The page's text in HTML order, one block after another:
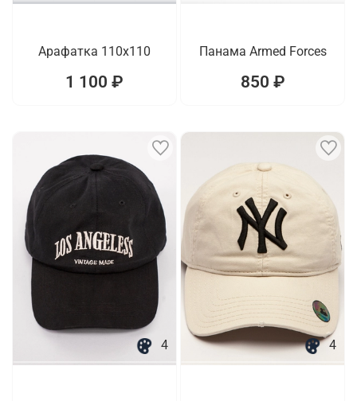
Арафатка 110х110
1 100 ₽
Панама Armed Forces
850 ₽
4 4